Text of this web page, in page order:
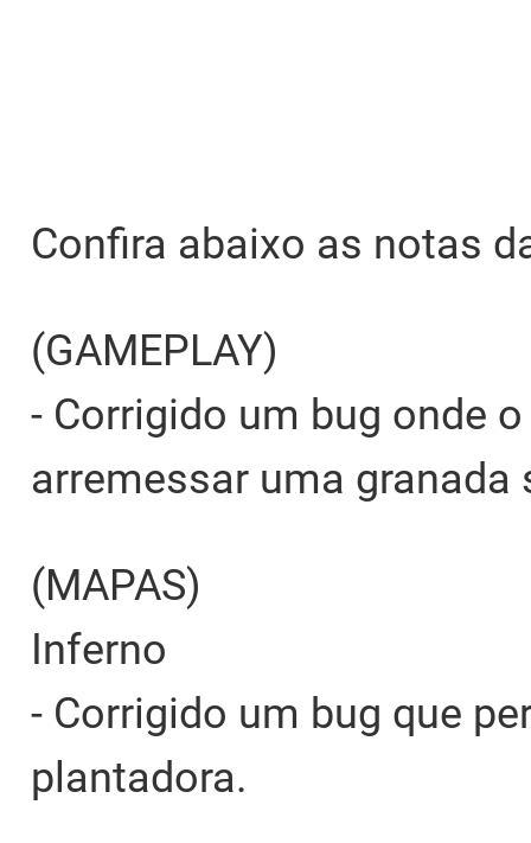
Confira abaixo as notas
(GAMEPLAY)
- Corrigido um bug onde
arremessar uma
(MAPAS)
Inferno
- Corrigido um bug que
plantadora.